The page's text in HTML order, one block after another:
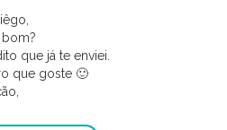
que já te enviei.
que goste 🙂